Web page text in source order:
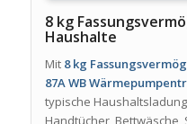
8 kg
Haushalte
Mit 8 kg
87A WB
typische
Handtücher,